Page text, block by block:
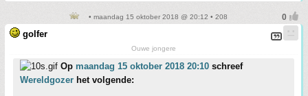
• maandag 15 oktober 2018 @ 20:12 • 208
golfer
Ouwe jongere
Op maandag 15 oktober 2018 20:10 schreef
Wereldgozer het volgende: